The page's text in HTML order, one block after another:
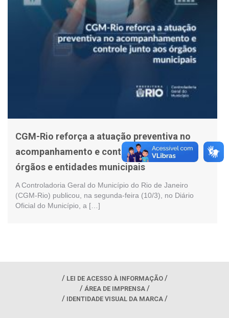
CGM-Rio reforça a atuação preventiva no
acompanhamento e controle junto aos
órgãos e entidades municipais
A Controladoria Geral do Município do Rio de Janeiro
(CGM-Rio) publicou, na segunda-feira (10/3), no Diário
Oficial do Município, a […]
LEI DE ACESSO À INFORMAÇÃO
ÁREA DE IMPRENSA
IDENTIDADE VISUAL DA MARCA